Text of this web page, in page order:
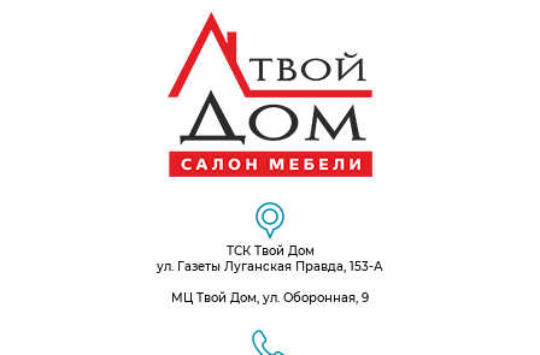
ТСК Твой Дом
ул. Газеты Луганская Правда, 153-А
МЦ Твой Дом, ул. Оборонная, 9